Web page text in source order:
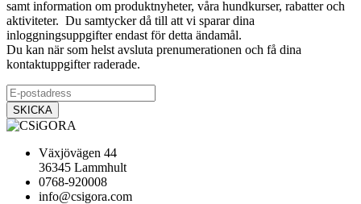
samt information om produktnyheter, våra hundkurser, rabatter och
aktiviteter. Du samtycker då till att vi sparar dina
inloggningsuppgifter endast för detta ändamål.
Du kan när som helst avsluta prenumerationen och få dina
kontaktuppgifter raderade.
Växjövägen 44
36345 Lammhult
0768-920008
info@csigora.com